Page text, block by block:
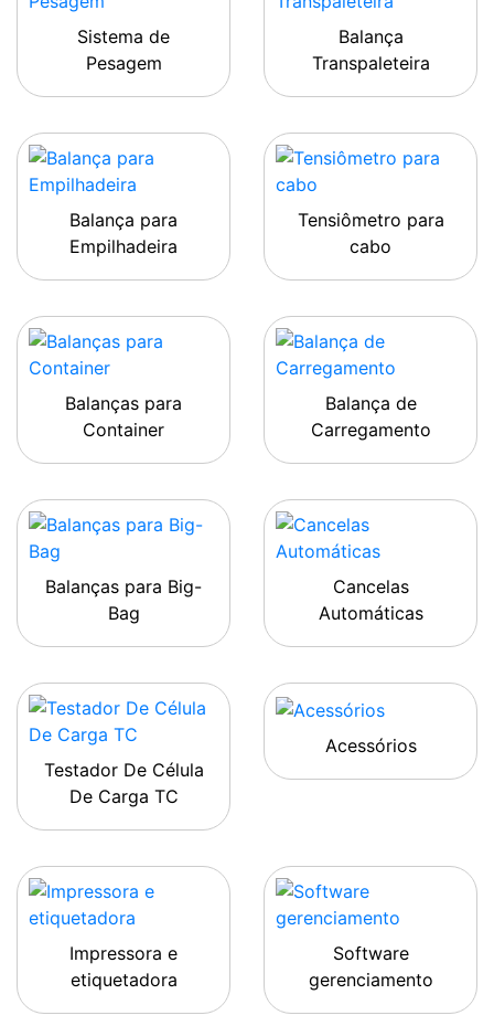
Sistema de
Pesagem
Balança
Transpaleteira
Balança para
Empilhadeira
Tensiômetro para
cabo
Balanças para
Container
Balança de
Carregamento
Balanças para Big-
Bag
Cancelas
Automáticas
Testador De Célula
De Carga TC
Acessórios
Impressora e
etiquetadora
Software
gerenciamento